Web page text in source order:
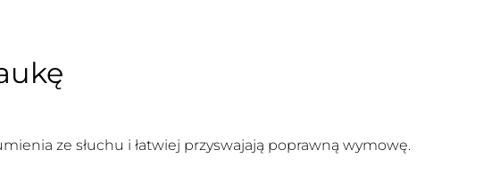
ze słuchu i łatwiej przyswajają poprawną wymowę.